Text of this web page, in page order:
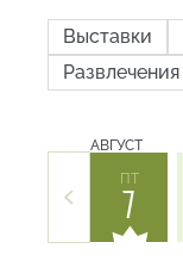
Выставки
Развлечения
АВГУСТ
ПТ
7